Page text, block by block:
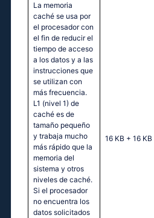
La memoria
caché se usa por
el procesador con
el fin de reducir el
tiempo de acceso
a los datos y a las
instrucciones que
se utilizan con
más frecuencia.
L1 (nivel 1) de
caché es de
tamaño pequeño
y trabaja mucho
más rápido que la
memoria del
sistema y otros
niveles de caché.
Si el procesador
no encuentra los
datos solicitados
16 KB + 16 KB